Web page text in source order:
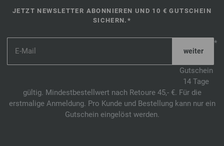
JETZT NEWSLETTER ABONNIEREN UND 10 € GUTSCHEIN
SICHERN.*
*
Gutschein
14 Tage
gültig. Mindestbestellwert nach Retoure 45,- €. Für die
erstmalige Anmeldung. Pro Kunde und Bestellung kann nur ein
Gutschein eingelöst werden.